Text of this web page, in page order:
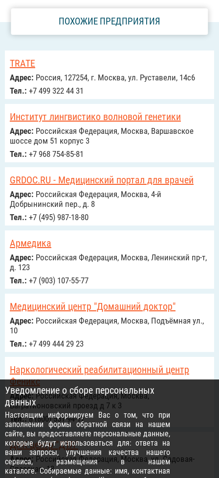
ПОХОЖИЕ ПРЕДПРИЯТИЯ
TRATE
Адрес: Россия, 127254, г. Москва, ул. Руставели, 14с6
Тел.: +7 499 322 44 31
Институт лингвистико волновой генетики
Адрес: Российcкая Федерация, Москва, Варшавское
шоссе дом 51 корпус 3
Тел.: +7 968 754-85-81
GRDOC.RU - Медицинский портал для врачей
Адрес: Российcкая Федерация, Москва, 4-й
Добрынинский пер., д. 8
Тел.: +7 (495) 987-18-80
Армедика
Адрес: Российcкая Федерация, Москва, Ленинский пр-т,
д. 123
Тел.: +7 (903) 107-55-77
Медицинский центр "Домашний доктор"
Адрес: Российcкая Федерация, Москва, Подъёмная ул.,
10
Тел.: +7 499 444 29 23
Наркологический реабилитационный центр
Феникс
Адрес:Российcкая Федерация, Москва,
Багратионовский проезд д 7 к 3
Тел.:8 (800) 551-94-17
ДНК центр "ДТЛ"
Адрес: Российcкая Федерация, Москва, ул. Садовая-
Спасская. 18
Уведомление о сборе персональных
данных
Настоящим информируем Вас о том, что при
заполнении формы обратной связи на нашем
сайте, вы предоставляете персональные данные,
которые будут использоваться для: ответа на
ваши запросы, улучшения качества нашего
сервиса, размещения в нашем
каталоге. Собираемые данные: имя, контактная